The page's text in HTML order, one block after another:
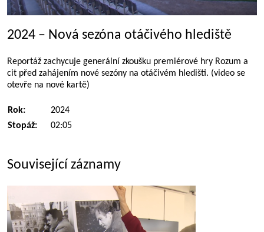
2024 – Nová sezóna otáčivého hlediště
Reportáž zachycuje generální zkoušku premiérové hry Rozum a
cit před zahájením nové sezóny na otáčivém hledišti. (video se
otevře na nové kartě)
Rok:
2024
Stopáž:
02:05
Související záznamy